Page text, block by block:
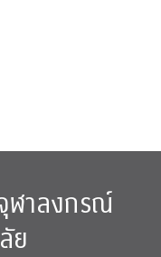
าลงกรณ์
ย